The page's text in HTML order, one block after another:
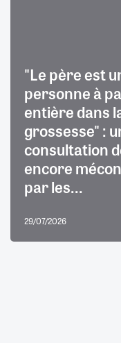
"Le père est
personne à
entière dans
grossesse" :
consultation
encore
par les...
29/07/2026